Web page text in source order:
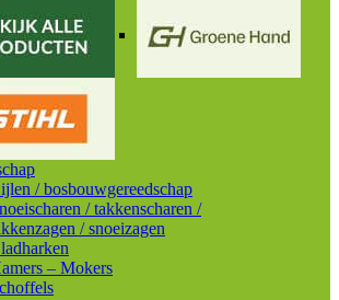
/ bosbouwgereedschap
/ takkenscharen /
/ snoeizagen
– Mokers